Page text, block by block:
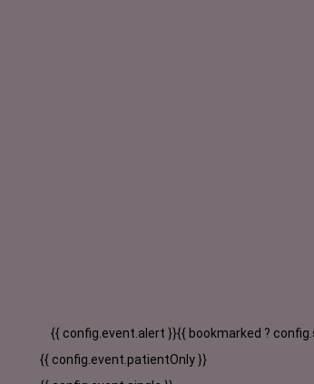
{{ config.event.alert }}{{ bookmarked ?
{{ config.event.patientOnly }}